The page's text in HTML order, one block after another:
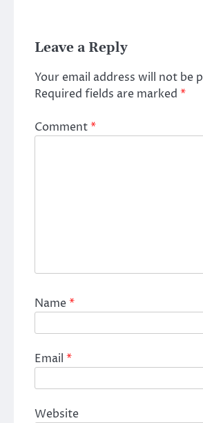
Leave a Reply
Your email address will not be
Required fields are marked *
Comment*
Name*
Email *
Website